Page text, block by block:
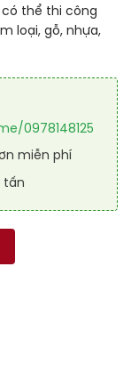
thể thi công
loại, gỗ, nhựa,
0978148125
miễn phí
tấn
2001 số lượng